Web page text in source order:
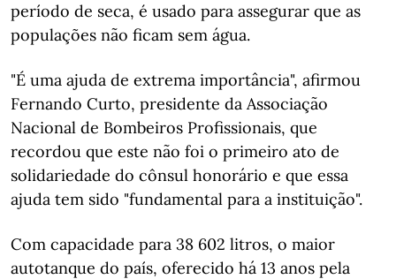
período de seca, é usado para assegurar que as
populações não ficam sem água.
"É uma ajuda de extrema importância", afirmou
Fernando Curto, presidente da Associação
Nacional de Bombeiros Profissionais, que
recordou que este não foi o primeiro ato de
solidariedade do cônsul honorário e que essa
ajuda tem sido "fundamental para a instituição".
Com capacidade para 38 602 litros, o maior
autotanque do país, oferecido há 13 anos pela